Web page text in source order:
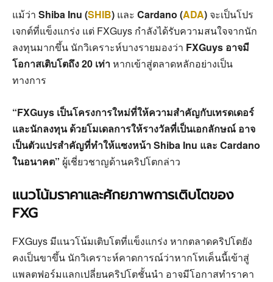
แม้ว่า Shiba Inu (SHIB) และ Cardano (ADA) จะเป็นโปร
เจกต์ที่แข็งแกร่ง แต่ FXGuys กำลังได้รับความสนใจจากนัก
ลงทุนมากขึ้น นักวิเคราะห์บางรายมองว่า FXGuys อาจมี
โอกาสเติบโตถึง 20 เท่าหากเข้าสู่ตลาดหลักอย่างเป็น
ทางการ
“FXGuys เป็นโครงการใหม่ที่ให้ความสำคัญกับเทรดเดอร์
และนักลงทุน ด้วยโมเดลการให้รางวัลที่เป็นเอกลักษณ์ อาจ
เป็นตัวแปรสำคัญที่ทำให้แซงหน้า Shiba Inu และ Cardano
ในอนาคต” ผู้เชี่ยวชาญด้านคริปโตกล่าว
แนวโน้มราคาและศักยภาพการเติบโตของ
FXG
FXGuys มีแนวโน้มเติบโตที่แข็งแกร่ง หากตลาดคริปโตยัง
คงเป็นขาขึ้น นักวิเคราะห์คาดการณ์ว่าหากโทเค็นนี้เข้าสู่
แพลตฟอร์มแลกเปลี่ยนคริปโตชั้นนำ อาจมีโอกาสทำราคา